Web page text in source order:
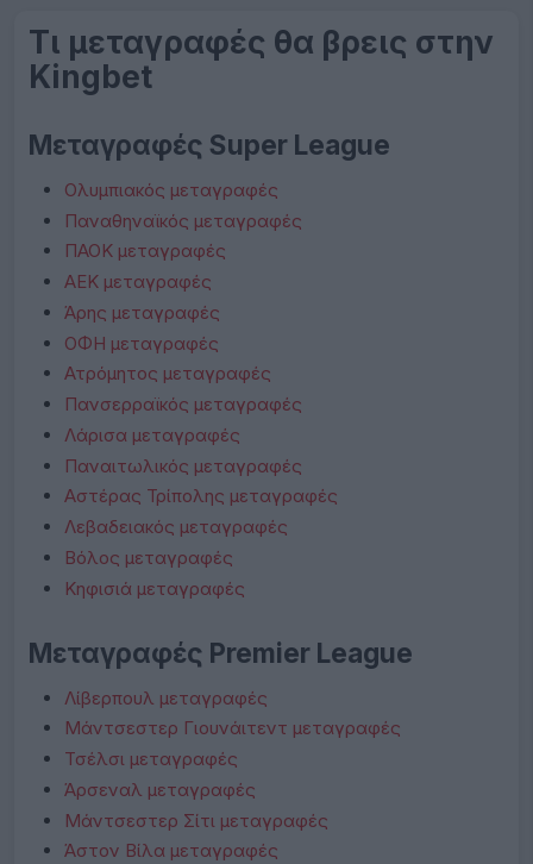
Τι μεταγραφές θα βρεις στην
Kingbet
Μεταγραφές Super League
Ολυμπιακός μεταγραφές
Παναθηναϊκός μεταγραφές
ΠΑΟΚ μεταγραφές
ΑΕΚ μεταγραφές
Άρης μεταγραφές
ΟΦΗ μεταγραφές
Ατρόμητος μεταγραφές
Πανσερραϊκός μεταγραφές
Λάρισα μεταγραφές
Παναιτωλικός μεταγραφές
Αστέρας Τρίπολης μεταγραφές
Λεβαδειακός μεταγραφές
Βόλος μεταγραφές
Κηφισιά μεταγραφές
Μεταγραφές Premier League
Λίβερπουλ μεταγραφές
Μάντσεστερ Γιουνάιτεντ μεταγραφές
Τσέλσι μεταγραφές
Άρσεναλ μεταγραφές
Μάντσεστερ Σίτι μεταγραφές
Άστον Βίλα μεταγραφές